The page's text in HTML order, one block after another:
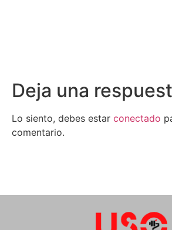
Deja una
Lo siento, debes estar conectado
comentario.